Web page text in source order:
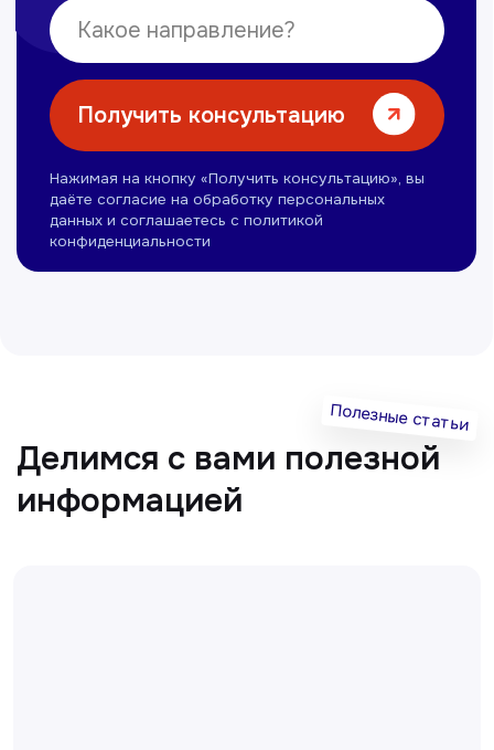
+998 71 207-93-94
Контакты
© Copyright — 2025, TTD